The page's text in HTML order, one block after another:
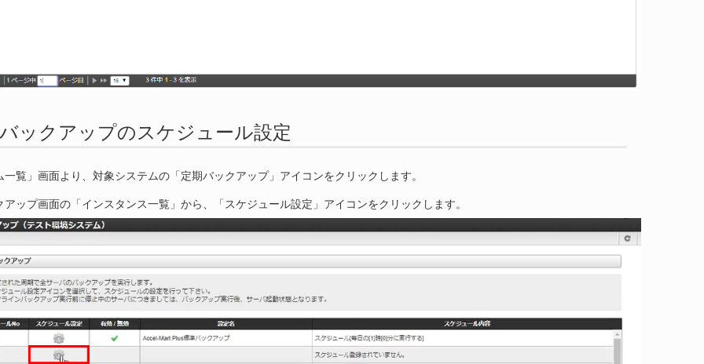
ックアップのスケジュール設定
一覧」画面より、対象システムの「定期バックアップ」アイコンをクリックします。
アップ画面の「インスタンス一覧」から、「スケジュール設定」アイコンをクリックします。